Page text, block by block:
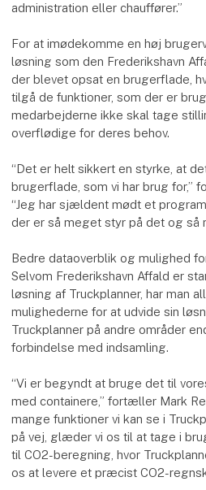
administration eller chauffører.”
For at imødekomme en høj
løsning som den Frederikshavn
der blevet opsat en brugerflade,
tilgå de funktioner, som der er
medarbejderne ikke skal tage
overflødige for deres behov.
“Det er helt sikkert en styrke, at
brugerflade, som vi har brug for,”
“Jeg har sjældent mødt et
der er så meget styr på det og så
Bedre dataoverblik og mulighed
Selvom Frederikshavn Affald er
løsning af Truckplanner, har man
mulighederne for at udvide sin
Truckplanner på andre områder
forbindelse med indsamling.
“Vi er begyndt at bruge det til
med containere,” fortæller Mark
mange funktioner vi kan se i
på vej, glæder vi os til at tage i
til CO2-beregning, hvor
os at levere et præcist CO2-